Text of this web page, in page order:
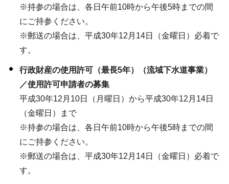
※持参の場合は、各日午前10時から午後5時までの間
にご持参ください。
※郵送の場合は、平成30年12月14日（金曜日）必着で
す。
行政財産の使用許可（最長5年）（流域下水道事業）
／使用許可申請者の募集
平成30年12月10日（月曜日）から平成30年12月14日
（金曜日）まで
※持参の場合は、各日午前10時から午後5時までの間
にご持参ください。
※郵送の場合は、平成30年12月14日（金曜日）必着で
す。